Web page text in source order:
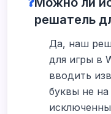
решатель
Да, наш
для игры в
вводить
буквы не